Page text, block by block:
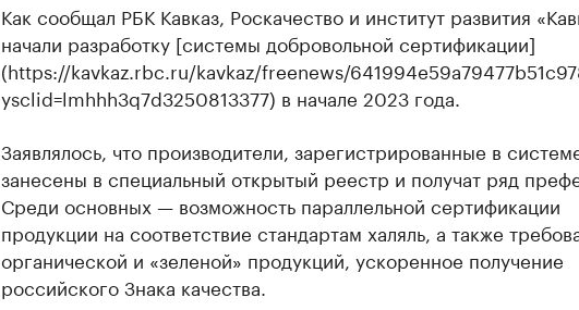
Как сообщал РБК Кавказ, Роскачество и институт развития
начали разработку [системы добровольной сертификации]
(https://kavkaz.rbc.ru/kavkaz/freenews/
ysclid=lmhhh3q7d3250813377) в начале 2023 года.
Заявлялось, что производители, зарегистрированные в
занесены в специальный открытый реестр и получат ряд
Среди основных — возможность параллельной сертификации
продукции на соответствие стандартам халяль, а также
органической и «зеленой» продукций, ускоренное получение
российского Знака качества.